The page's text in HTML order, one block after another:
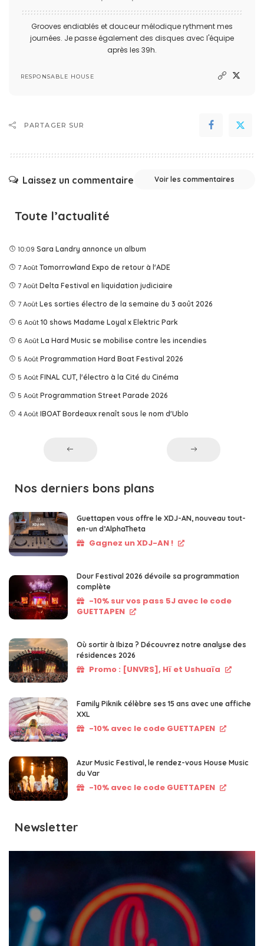
Grooves endiablés et douceur mélodique rythment mes
journées. Je passe également des disques avec l'équipe
après les 39h.
RESPONSABLE HOUSE
PARTAGER SUR
Laissez un commentaire Voir les commentaires
Toute l’actualité
10:09 Sara Landry annonce un album
7 Août Tomorrowland Expo de retour à l'ADE
7 Août Delta Festival en liquidation judiciaire
7 Août Les sorties électro de la semaine du 3 août 2026
6 Août 10 shows Madame Loyal x Elektric Park
6 Août La Hard Music se mobilise contre les incendies
5 Août Programmation Hard Boat Festival 2026
5 Août FINAL CUT, l'électro à la Cité du Cinéma
5 Août Programmation Street Parade 2026
4 Août IBOAT Bordeaux renaît sous le nom d'Ublo
Nos derniers bons plans
Guettapen vous offre le XDJ-AN, nouveau tout-
en-un d’AlphaTheta
Gagnez un XDJ-AN !
Dour Festival 2026 dévoile sa programmation
complète
-10% sur vos pass 5J avec le code
GUETTAPEN
Où sortir à Ibiza ? Découvrez notre analyse des
résidences 2026
Promo : [UNVRS], Hï et Ushuaïa
Family Piknik célèbre ses 15 ans avec une affiche
XXL
-10% avec le code GUETTAPEN
Azur Music Festival, le rendez-vous House Music
du Var
-10% avec le code GUETTAPEN
Newsletter